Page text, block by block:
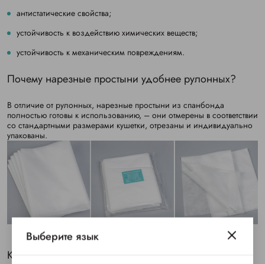
антистатические свойства;
устойчивость к воздействию химических веществ;
устойчивость к механическим повреждениям.
Почему нарезные простыни удобнее рулонных?
В отличие от рулонных, нарезные простыни из спанбонда
полностью готовы к использованию, – они отмерены в соответствии
со стандартными размерами кушетки, отрезаны и индивидуально
упакованы.
Какие бывают размеры нарезных простыней?
Выберите язык